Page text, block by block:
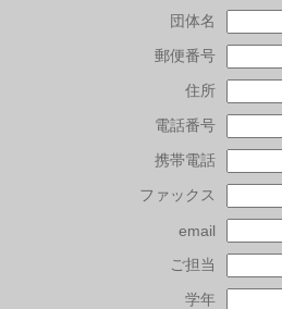
団体名
郵便番号
住所
電話番号
携帯電話
ファックス
email
ご担当
学年